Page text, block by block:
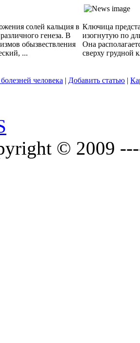
солей кальция в
генеза. В
обызвествления
...
Ключица
изогнутую по
Она
сверху грудной
человека | Добавить статью |
© 2009